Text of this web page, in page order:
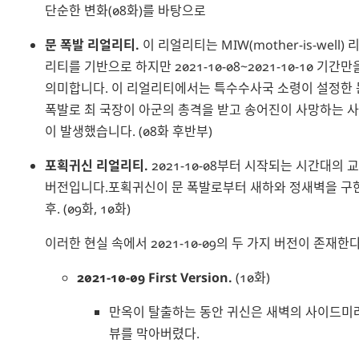
단순한 변화(08화)를 바탕으로
문 폭발 리얼리티. 이 리얼리티는 MIW(mother-is-well)
리티를 기반으로 하지만 2021-10-08~2021-10-10 기간만
의미합니다. 이 리얼리티에서는 특수수사국 소령이 설정한
폭발로 최 국장이 아군의 총격을 받고 송어진이 사망하는
이 발생했습니다. (08화 후반부)
포획귀신 리얼리티. 2021-10-08부터 시작되는 시간대의
버전입니다.포획귀신이 문 폭발로부터 새하와 정새벽을 구
후. (09화, 10화)
이러한 현실 속에서 2021-10-09의 두 가지 버전이 존재한
2021-10-09 First Version. (10화)
만옥이 탈출하는 동안 귀신은 새벽의 사이드미
뷰를 막아버렸다.